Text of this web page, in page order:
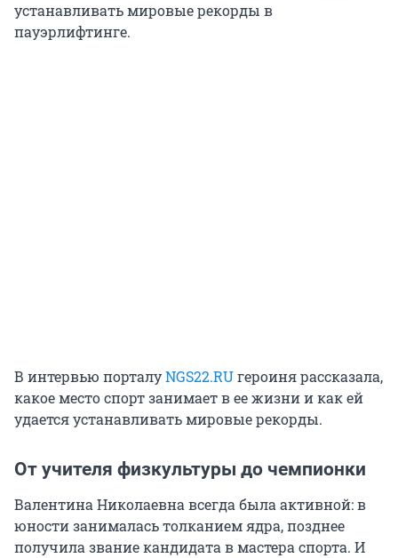
устанавливать мировые рекорды в
пауэрлифтинге.
В интервью порталуNGS22.RUгероиня рассказала,
какое место спорт занимает в ее жизни и как ей
удается устанавливать мировые рекорды.
От учителя физкультуры до чемпионки
Валентина Николаевна всегда была активной: в
юности занималась толканием ядра, позднее
получила звание кандидата в мастера спорта. И